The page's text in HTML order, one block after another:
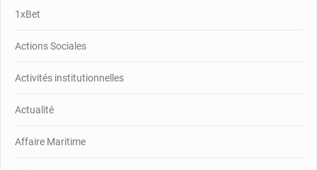
1xBet
Actions Sociales
Activités institutionnelles
Actualité
Affaire Maritime